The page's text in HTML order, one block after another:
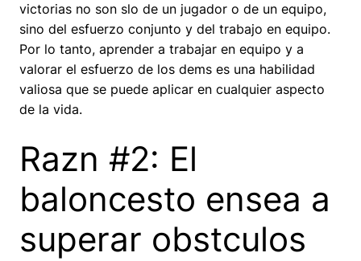
victorias no son slo de un jugador o de un equipo,
sino del esfuerzo conjunto y del trabajo en equipo.
Por lo tanto, aprender a trabajar en equipo y a
valorar el esfuerzo de los dems es una habilidad
valiosa que se puede aplicar en cualquier aspecto
de la vida.
Razn #2: El
baloncesto ensea a
superar obstculos